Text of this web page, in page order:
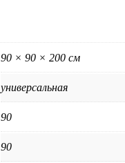
90 × 90 × 200 см
универсальная
90
90